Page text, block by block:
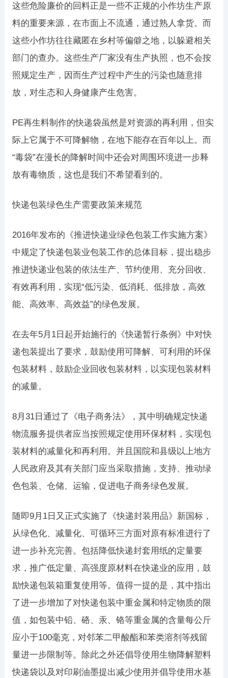
这些危险廉价的回料正是一些不正规的小作坊生产原
料的重要来源，在市面上不流通，通过熟人拿货。而
这些小作坊往往藏匿在乡村等偏僻之地，以躲避相关
部门的查办。这些生产厂家没有生产执照，也不会按
照规定生产，因而生产过程中产生的污染也随意排
放，对生态和人身健康产生危害。
PE再生料制作的快递袋虽然是对资源的再利用，但实
际上它属于不可降解物，在地下能存在百年以上。而
“毒袋”在漫长的降解时间中还会对周围环境进一步释
放有毒物质，这也是我们不希望看到的。
快递包装绿色生产需要政策来规范
2016年发布的《推进快递业绿色包装工作实施方案》
中规定了快递包装业包装工作的总体目标，提出稳步
推进快递业包装的依法生产、节约使用、充分回收、
有效再利用，实现“低污染、低消耗、低排放，高效
能、高效率、高效益”的绿色发展。
在去年5月1日起开始施行的《快递暂行条例》中对快
递包装提出了要求，鼓励使用可降解、可利用的环保
包装材料，鼓励企业回收包装材料，以实现包装材料
的减量。
8月31日通过了《电子商务法》，其中明确规定快递
物流服务提供者应当按照规定使用环保材料，实现包
装材料的减量化和再利用。并且国院和县级以上地方
人民政府及其有关部门应当采取措施，支持、推动绿
色包装、仓储、运输，促进电子商务绿色发展。
随即9月1日又正式实施了《快递封装用品》新国标，
从绿色化、减量化、可循环三方面对原有标准进行了
进一步补充完善。包括降低快递封套用纸的定量要
求，推广低定量、高强度原材料在快递业的应用，鼓
励快递包装箱重复使用等。值得一提的是，其中指出
了进一步增加了对快递包装中重金属和特定物质的限
值，如包装中铅、硌、汞、铬等重金属的含量每公斤
应小于100毫克，对邻苯二甲酸酯和苯类溶剂等残留
量进一步限制等。除此之外还倡导使用生物降解塑料
快递袋以及对印刷油墨提出减少使用并倡导使用水基